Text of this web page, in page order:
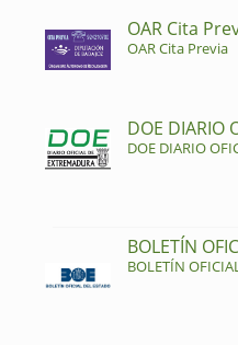
OAR Cita
OAR Cita Previa
DOE DIARIO
DOE DIARIO
BOLETÍN
BOLETÍN